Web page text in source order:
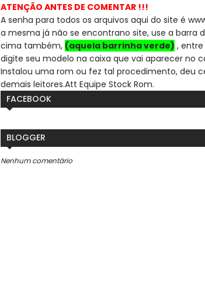
ATENÇÃO ANTES DE COMENTAR !!!
A senha para todos os arquivos aqui do site é
a mesma já não se encontrano site, use a barra
cima também, (aquela barrinha verde) ,
digite seu modelo na caixa que vai aparecer no
Instalou uma rom ou fez tal procedimento, deu
demais leitores.Att Equipe Stock Rom.
FACEBOOK
BLOGGER
Nenhum comentário